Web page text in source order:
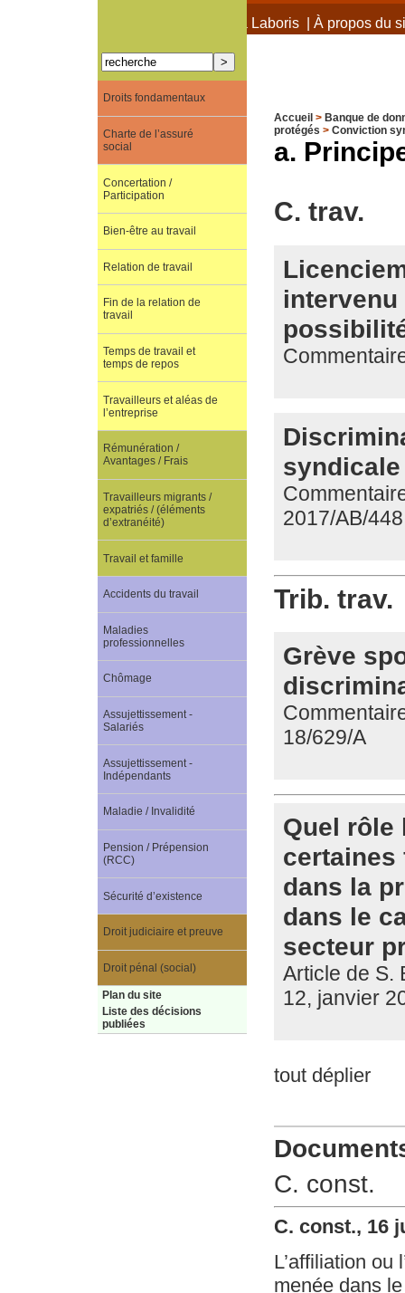
À propos de Terra Laboris| À propos du
Accueil > Banque de
protégés > Conviction
a.
C. trav.
2017/AB/448
Trib. trav.
Grève
18/629/A
Quel rôle
certaines
dans la
dans le
secteur
Article de S.
12, janvier
tout déplier
C. const.
C. const., 16
L’affiliation ou
menée dans
Droits fondamentaux
Charte de l’assuré
social
Concertation /
Participation
Bien-être au travail
Relation de travail
Fin de la relation de
travail
Temps de travail et
temps de repos
Travailleurs et aléas de
l’entreprise
Rémunération /
Avantages / Frais
Travailleurs migrants /
expatriés / (éléments
d’extranéité)
Travail et famille
Accidents du travail
Maladies
professionnelles
Chômage
Assujettissement -
Salariés
Assujettissement -
Indépendants
Maladie / Invalidité
Pension / Prépension
(RCC)
Sécurité d’existence
Droit judiciaire et preuve
Droit pénal (social)
Plan du site
Liste des décisions
publiées